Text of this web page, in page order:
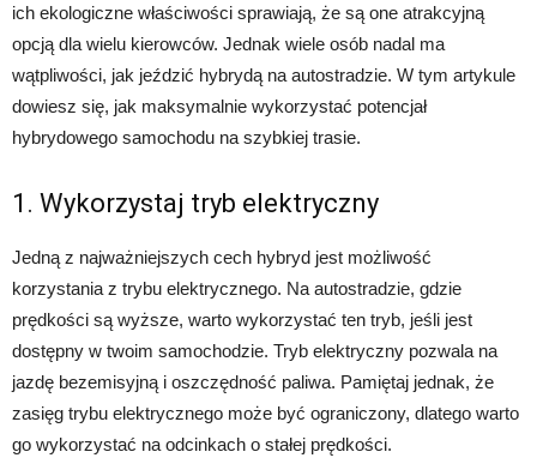
ich ekologiczne właściwości sprawiają, że są one atrakcyjną
opcją dla wielu kierowców. Jednak wiele osób nadal ma
wątpliwości, jak jeździć hybrydą na autostradzie. W tym artykule
dowiesz się, jak maksymalnie wykorzystać potencjał
hybrydowego samochodu na szybkiej trasie.
1. Wykorzystaj tryb elektryczny
Jedną z najważniejszych cech hybryd jest możliwość
korzystania z trybu elektrycznego. Na autostradzie, gdzie
prędkości są wyższe, warto wykorzystać ten tryb, jeśli jest
dostępny w twoim samochodzie. Tryb elektryczny pozwala na
jazdę bezemisyjną i oszczędność paliwa. Pamiętaj jednak, że
zasięg trybu elektrycznego może być ograniczony, dlatego warto
go wykorzystać na odcinkach o stałej prędkości.